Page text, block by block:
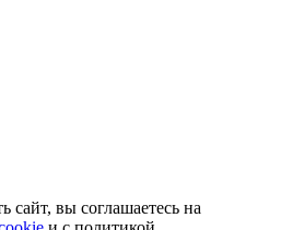
сайт, вы соглашаетесь на